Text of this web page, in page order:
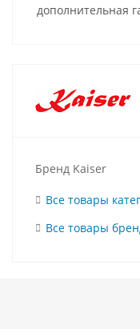
дополнительная
Бренд Kaiser
Все товары
Все товары